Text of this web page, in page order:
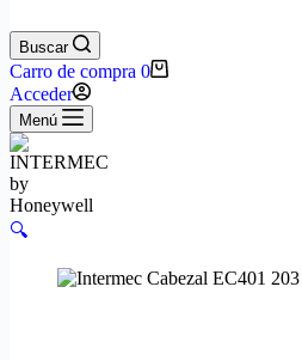
Buscar
Carro de compra 0
Acceder
Menú
🔍